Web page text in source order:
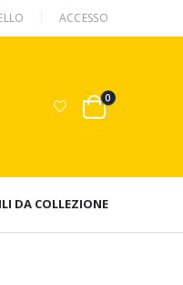
ACCESSO
0
DA COLLEZIONE